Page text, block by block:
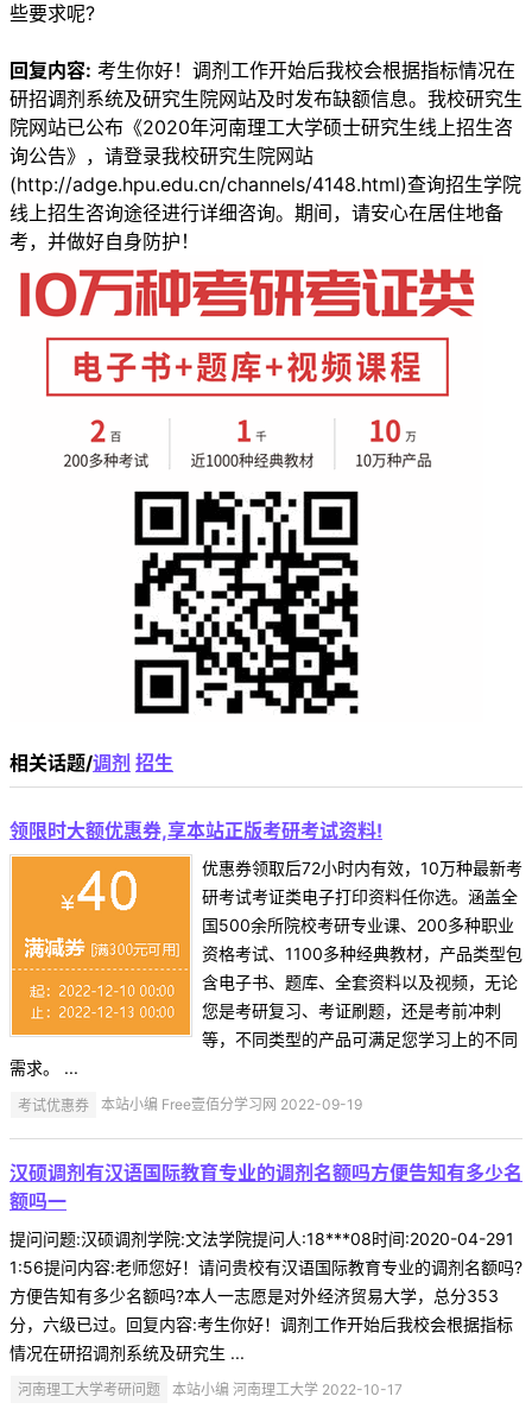
些要求呢?
回复内容: 考生你好！调剂工作开始后我校会根据指标情况在
研招调剂系统及研究生院网站及时发布缺额信息。我校研究生
院网站已公布《2020年河南理工大学硕士研究生线上招生咨
询公告》，请登录我校研究生院网站
(http://adge.hpu.edu.cn/channels/4148.html)查询招生学院
线上招生咨询途径进行详细咨询。期间，请安心在居住地备
考，并做好自身防护！
相关话题/调剂 招生
领限时大额优惠券,享本站正版考研考试资料!
优惠券领取后72小时内有效，10万种最新考
研考试考证类电子打印资料任你选。涵盖全
国500余所院校考研专业课、200多种职业
资格考试、1100多种经典教材，产品类型包
含电子书、题库、全套资料以及视频，无论
您是考研复习、考证刷题，还是考前冲刺
等，不同类型的产品可满足您学习上的不同
需求。 ...
考试优惠券 本站小编 Free壹佰分学习网 2022-09-19
汉硕调剂有汉语国际教育专业的调剂名额吗方便告知有多少名
额吗一
提问问题:汉硕调剂学院:文法学院提问人:18***08时间:2020-04-291
1:56提问内容:老师您好！请问贵校有汉语国际教育专业的调剂名额吗?
方便告知有多少名额吗?本人一志愿是对外经济贸易大学，总分353
分，六级已过。回复内容:考生你好！调剂工作开始后我校会根据指标
情况在研招调剂系统及研究生 ...
河南理工大学考研问题 本站小编 河南理工大学 2022-10-17